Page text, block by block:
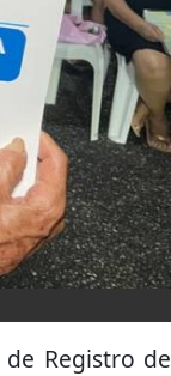
Registro de